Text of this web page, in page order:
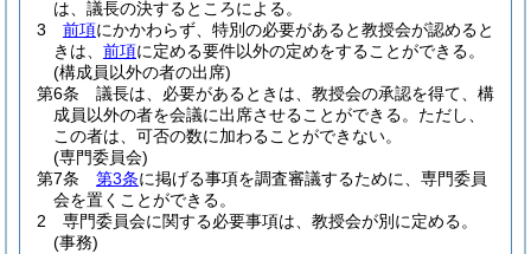
は、議長の決するところによる。
3
前項にかかわらず、特別の必要があると教授会が認めると
きは、 前項に定める要件以外の定めをすることができる。
(構成員以外の者の出席)
第6条
議長は、必要があるときは、教授会の承認を得て、構
成員以外の者を会議に出席させることができる。 ただし、
この者は、可否の数に加わることができない。
(専門委員会)
第7条
第3条に掲げる事項を調査審議するために、専門委員
会を置くことができる。
2
専門委員会に関する必要事項は、教授会が別に定める。
(事務)